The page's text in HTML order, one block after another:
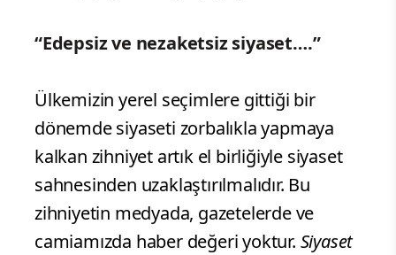
“Edepsiz ve nezaketsiz siyaset….”
Ülkemizin yerel seçimlere gittiği bir
dönemde siyaseti zorbalıkla yapmaya
kalkan zihniyet artık el birliğiyle siyaset
sahnesinden uzaklaştırılmalıdır. Bu
zihniyetin medyada, gazetelerde ve
camiamızda haber değeri yoktur. Siyaset